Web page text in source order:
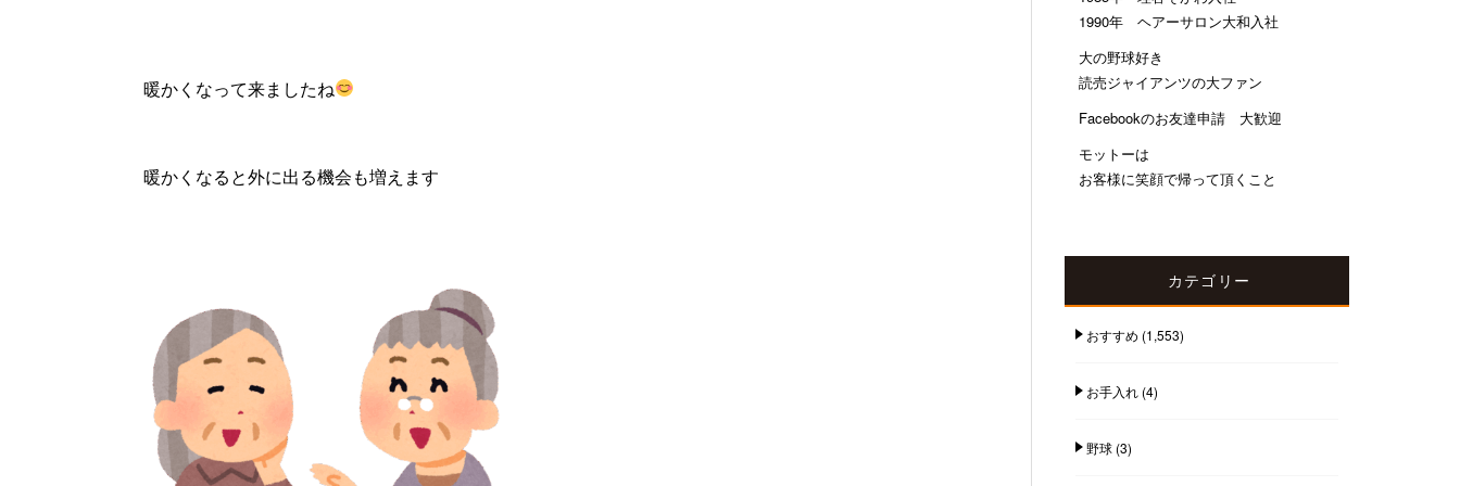
暖かくなって来ましたね
暖かくなると外に出る機会も増えます
1990年 ヘアーサロン大和入社
大の野球好き
読売ジャイアンツの大ファン
Facebookのお友達申請 大歓迎
モットーは
お客様に笑顔で帰って頂くこと
カテゴリー
おすすめ (1,553)
お手入れ(4)
野球(3)